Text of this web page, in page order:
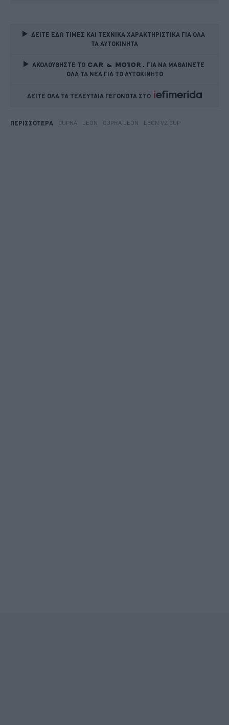
ΔΕΙΤΕ ΕΔΩ ΤΙΜΕΣ ΚΑΙ ΤΕΧΝΙΚΑ ΧΑΡΑΚΤΗΡΙΣΤΙΚΑ ΓΙΑ ΟΛΑ
ΤΑ ΑΥΤΟΚΙΝΗΤΑ
ΑΚΟΛΟΥΘΗΣΤΕ ΤΟ
ΓΙΑ ΝΑ ΜΑΘΑΙΝΕΤΕ
ΟΛΑ ΤΑ ΝΕΑ ΓΙΑ ΤΟ ΑΥΤΟΚΙΝΗΤΟ
ΔΕΙΤΕ ΟΛΑ ΤΑ ΤΕΛΕΥΤΑΙΑ ΓΕΓΟΝΟΤΑ ΣΤΟ
ΠΕΡΙΣΣΟΤΕΡΑ CUPRA LEON CUPRA LEON LEON VZ CUP